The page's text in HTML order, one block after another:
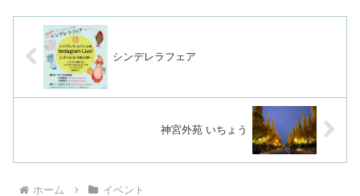
シンデレラフェア
神宮外苑 いちょう
ホーム イベント